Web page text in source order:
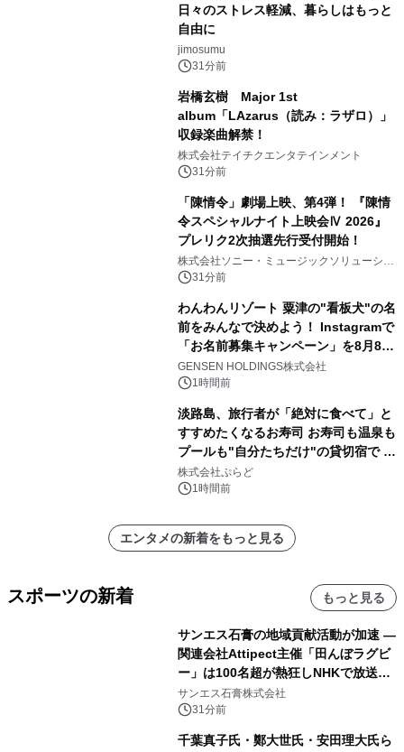
日々のストレス軽減、暮らしはもっと
自由に
jimosumu
31分前
岩橋玄樹 Major 1st
album「LAzarus（読み：ラザロ）」
収録楽曲解禁！
株式会社テイチクエンタテインメント
31分前
「陳情令」劇場上映、第4弾！ 『陳情
令スペシャルナイト上映会Ⅳ 2026』
プレリク2次抽選先行受付開始！
株式会社ソニー・ミュージックソリューショ
ンズ31分前
わんわんリゾート 粟津の"看板犬"の名
前をみんなで決めよう！ Instagramで
「お名前募集キャンペーン」を8月8日
(土)より開催
GENSEN HOLDINGS株式会社
1時間前
淡路島、旅行者が「絶対に食べて」と
すすめたくなるお寿司 お寿司も温泉も
プールも"自分たちだけ"の貸切宿で 1
日1組限定「岩屋温泉 絵島別庭 海と
森」の握り寿司プラン
株式会社ぷらど
1時間前
エンタメの新着をもっと見る
スポーツの新着 もっと見る
サンエス石膏の地域貢献活動が加速 ―
関連会社Attipect主催「田んぼラグビ
ー」は100名超が熱狂しNHKで放送さ
れました。
サンエス石膏株式会社
31分前
千葉真子氏・鄭大世氏・安田理大氏ら